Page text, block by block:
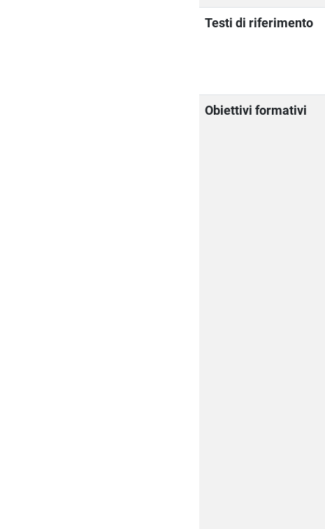
Testi di riferimento
Obiettivi formativi